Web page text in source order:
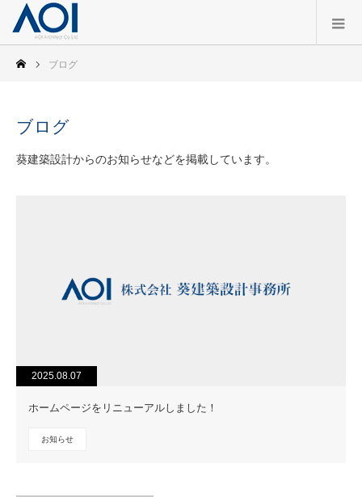
ブログ
ブログ
葵建築設計からのお知らせなどを掲載しています。
2025.08.07
ホームページをリニューアルしました！
お知らせ